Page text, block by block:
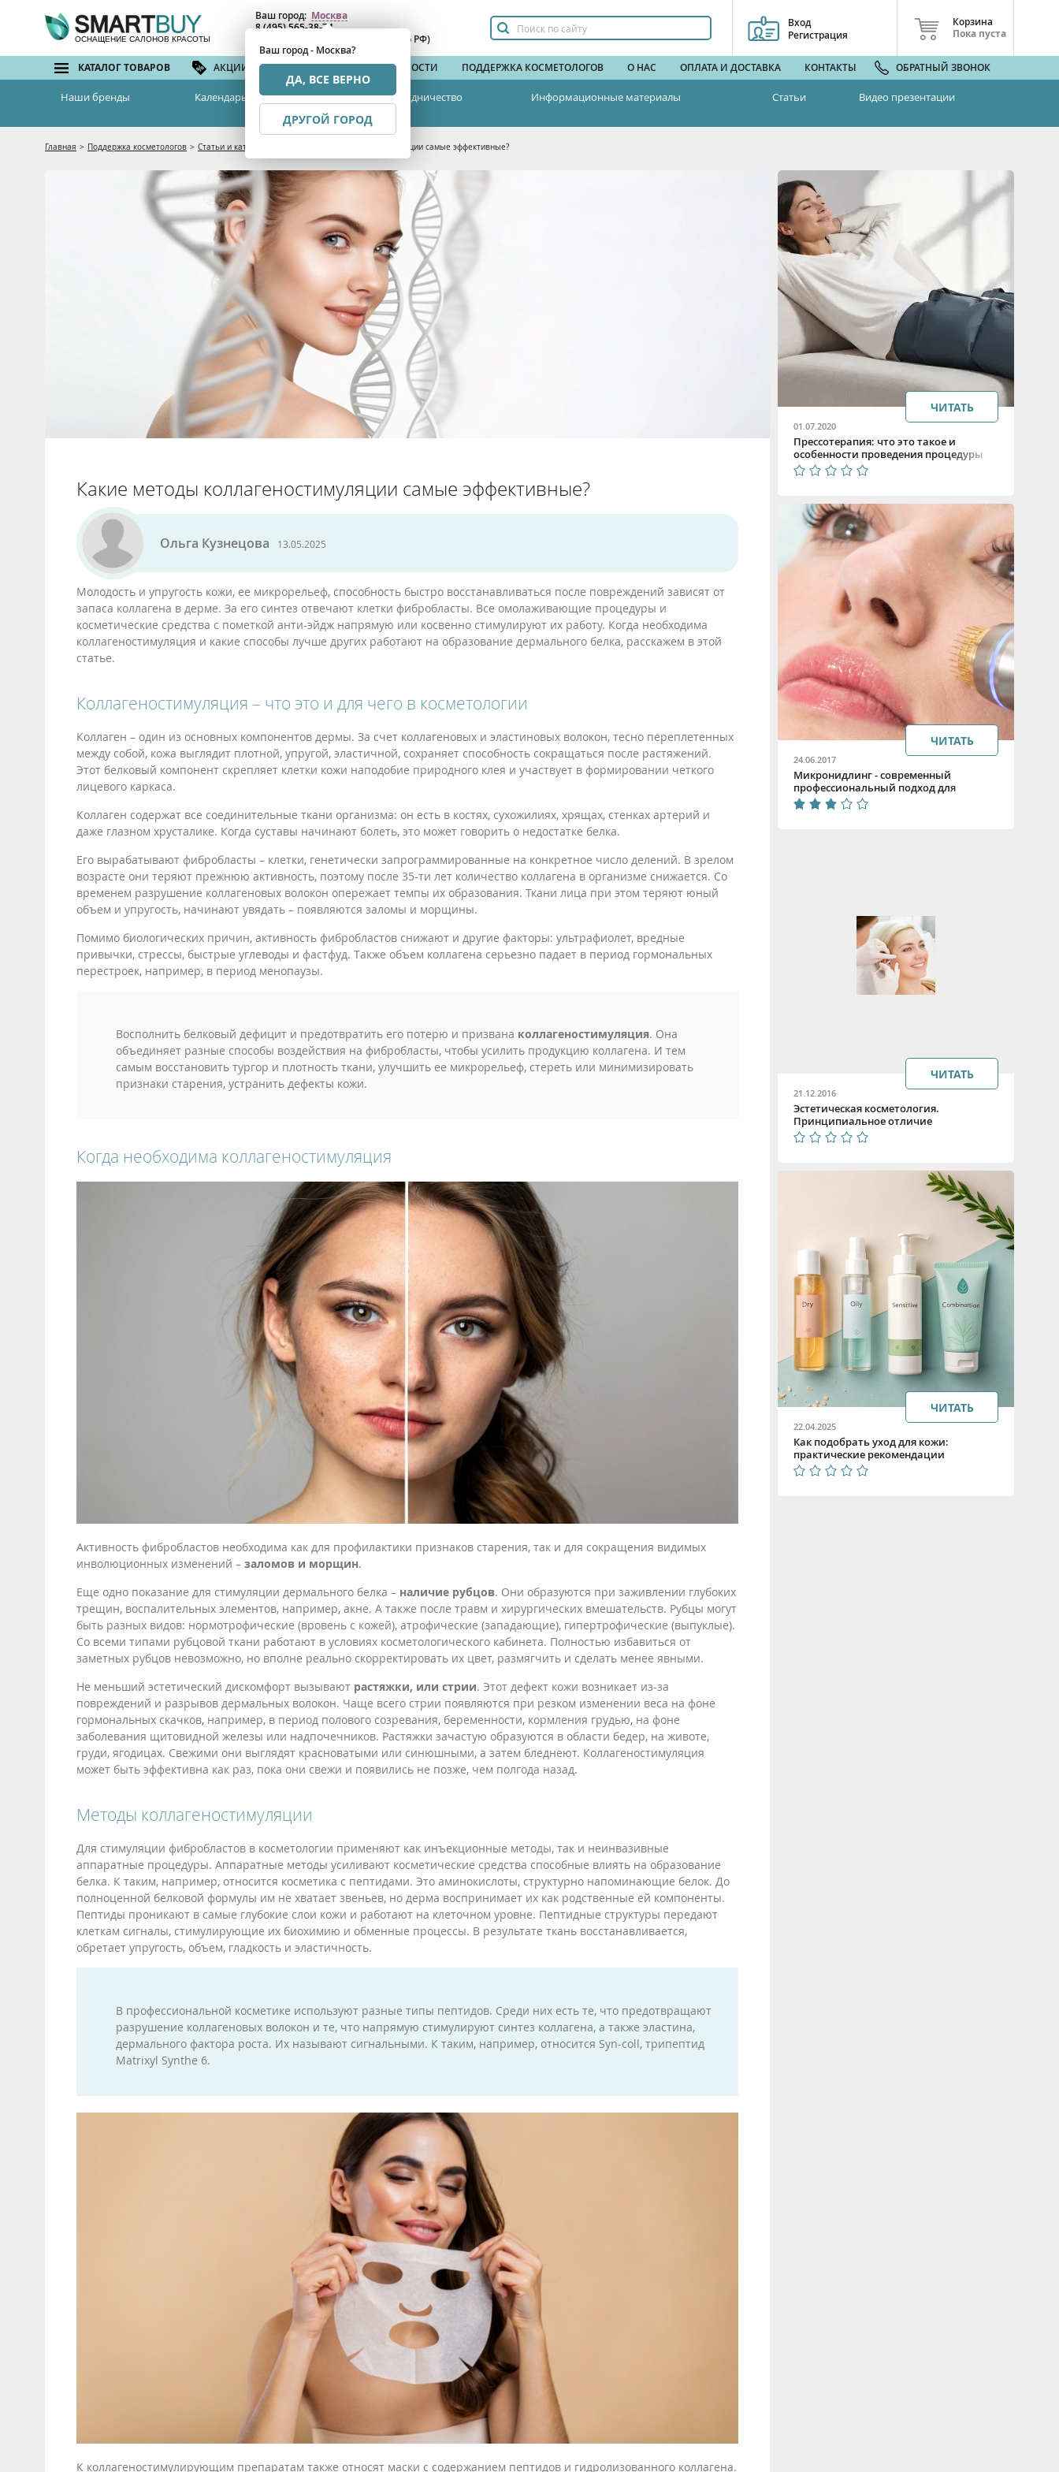
ОСНАЩЕНИЕ САЛОНОВ КРАСОТЫ
Ваш город: Москва
Ваш город - Москва?
ДА, ВСЕ ВЕРНО
ДРУГОЙ ГОРОД
8 (495) 565-38-74
(бесплатный по РФ)
Вход
Регистрация
Корзина
Пока пуста
КАТАЛОГ ТОВАРОВ АКЦИИ И СКИДКИ БРЕНДЫ НОВОСТИ ПОДДЕРЖКА КОСМЕТОЛОГОВ О НАС ОПЛАТА И ДОСТАВКА КОНТАКТЫ ОБРАТНЫЙ ЗВОНОК
Наши бренды Календарь семинаров Сотрудничество Информационные материалы Статьи Видео презентации
Главная > Поддержка косметологов > Статьи и каталоги Какие методы коллагеностимуляции самые эффективные?
Какие методы коллагеностимуляции самые эффективные?
Ольга Кузнецова 13.05.2025
Молодость и упругость кожи, ее микрорельеф, способность быстро восстанавливаться после повреждений зависят от
запаса коллагена в дерме. За его синтез отвечают клетки фибробласты. Все омолаживающие процедуры и
косметические средства с пометкой анти-эйдж напрямую или косвенно стимулируют их работу. Когда необходима
коллагеностимуляция и какие способы лучше других работают на образование дермального белка, расскажем в этой
статье.
Коллагеностимуляция – что это и для чего в косметологии
Коллаген – один из основных компонентов дермы. За счет коллагеновых и эластиновых волокон, тесно переплетенных
между собой, кожа выглядит плотной, упругой, эластичной, сохраняет способность сокращаться после растяжений.
Этот белковый компонент скрепляет клетки кожи наподобие природного клея и участвует в формировании четкого
лицевого каркаса.
Коллаген содержат все соединительные ткани организма: он есть в костях, сухожилиях, хрящах, стенках артерий и
даже глазном хрусталике. Когда суставы начинают болеть, это может говорить о недостатке белка.
Его вырабатывают фибробласты – клетки, генетически запрограммированные на конкретное число делений. В зрелом
возрасте они теряют прежнюю активность, поэтому после 35-ти лет количество коллагена в организме снижается. Со
временем разрушение коллагеновых волокон опережает темпы их образования. Ткани лица при этом теряют юный
объем и упругость, начинают увядать – появляются заломы и морщины.
Помимо биологических причин, активность фибробластов снижают и другие факторы: ультрафиолет, вредные
привычки, стрессы, быстрые углеводы и фастфуд. Также объем коллагена серьезно падает в период гормональных
перестроек, например, в период менопаузы.
Восполнить белковый дефицит и предотвратить его потерю и призвана коллагеностимуляция. Она
объединяет разные способы воздействия на фибробласты, чтобы усилить продукцию коллагена. И тем
самым восстановить тургор и плотность ткани, улучшить ее микрорельеф, стереть или минимизировать
признаки старения, устранить дефекты кожи.
Когда необходима коллагеностимуляция
Активность фибробластов необходима как для профилактики признаков старения, так и для сокращения видимых
инволюционных изменений – заломов и морщин.
Еще одно показание для стимуляции дермального белка – наличие рубцов. Они образуются при заживлении глубоких
трещин, воспалительных элементов, например, акне. А также после травм и хирургических вмешательств. Рубцы могут
быть разных видов: нормотрофические (вровень с кожей), атрофические (западающие), гипертрофические (выпуклые).
Со всеми типами рубцовой ткани работают в условиях косметологического кабинета. Полностью избавиться от
заметных рубцов невозможно, но вполне реально скорректировать их цвет, размягчить и сделать менее явными.
Не меньший эстетический дискомфорт вызывают растяжки, или стрии. Этот дефект кожи возникает из-за
повреждений и разрывов дермальных волокон. Чаще всего стрии появляются при резком изменении веса на фоне
гормональных скачков, например, в период полового созревания, беременности, кормления грудью, на фоне
заболевания щитовидной железы или надпочечников. Растяжки зачастую образуются в области бедер, на животе,
груди, ягодицах. Свежими они выглядят красноватыми или синюшными, а затем бледнеют. Коллагеностимуляция
может быть эффективна как раз, пока они свежи и появились не позже, чем полгода назад.
Методы коллагеностимуляции
Для стимуляции фибробластов в косметологии применяют как инъекционные методы, так и неинвазивные
аппаратные процедуры. Аппаратные методы усиливают косметические средства способные влиять на образование
белка. К таким, например, относится косметика с пептидами. Это аминокислоты, структурно напоминающие белок. До
полноценной белковой формулы им не хватает звеньев, но дерма воспринимает их как родственные ей компоненты.
Пептиды проникают в самые глубокие слои кожи и работают на клеточном уровне. Пептидные структуры передают
клеткам сигналы, стимулирующие их биохимию и обменные процессы. В результате ткань восстанавливается,
обретает упругость, объем, гладкость и эластичность.
В профессиональной косметике используют разные типы пептидов. Среди них есть те, что предотвращают
разрушение коллагеновых волокон и те, что напрямую стимулируют синтез коллагена, а также эластина,
дермального фактора роста. Их называют сигнальными. К таким, например, относится Syn-coll, трипептид
Matrixyl Synthe 6.
К коллагеностимулирующим препаратам также относят маски с содержанием пептидов и гидролизованного коллагена.
01.07.2020
Прессотерапия: что это такое и
особенности проведения процедуры
ЧИТАТЬ
24.06.2017
Микронидлинг - современный
профессиональный подход для
решения эстетических проблем
ЧИТАТЬ
21.12.2016
Эстетическая косметология.
Принципиальное отличие
полинуклеотидов от гиалуроновой
кислоты в препаратах для процедур
ЧИТАТЬ
22.04.2025
Как подобрать уход для кожи:
практические рекомендации
ЧИТАТЬ